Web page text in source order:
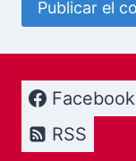
Facebook
RSS